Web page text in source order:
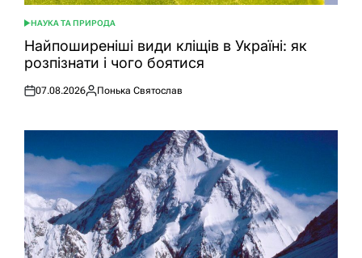
ОПУБЛІКУВАТИ
У
НАУКА ТА ПРИРОДА
Найпоширеніші види кліщів в Україні: як
розпізнати і чого боятися
Оприлюднено
07.08.2026
Опубліковано
Понька Святослав